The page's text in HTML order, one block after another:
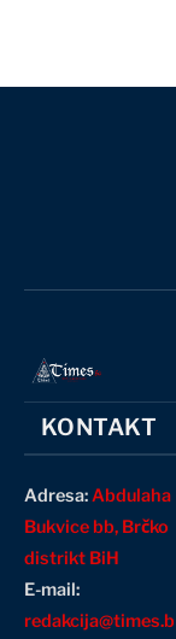
KONTAKT
Adresa: Abdulaha
Bukvice bb, Brčko
distrikt BiH
E-mail:
redakcija@times.b